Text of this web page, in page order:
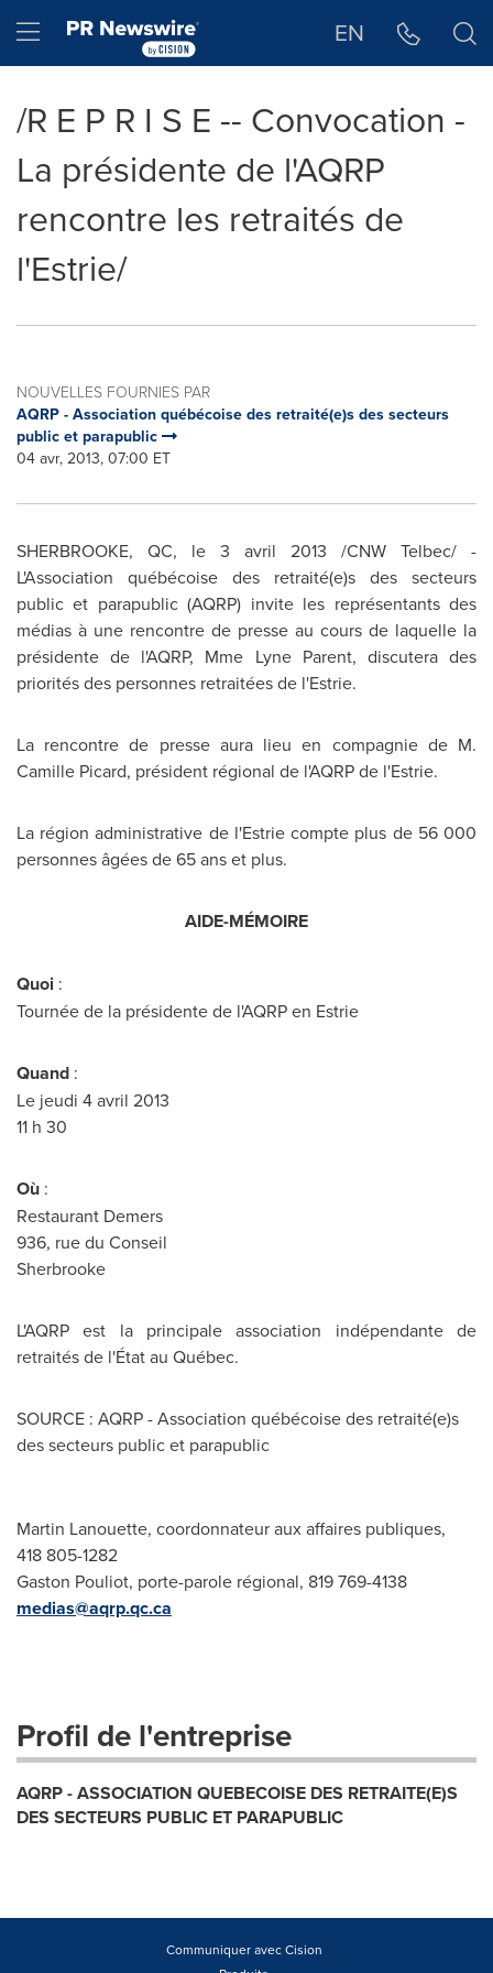
Hamburger menu EN
/R E P R I S E -- Convocation -
La présidente de l'AQRP
rencontre les retraités de
l'Estrie/
NOUVELLES FOURNIES PAR
AQRP - Association québécoise des retraité(e)s des secteurs
public et parapublic
04 avr, 2013, 07:00 ET
SHERBROOKE, QC, le 3 avril 2013 /CNW Telbec/ -
L'Association québécoise des retraité(e)s des secteurs
public et parapublic (AQRP) invite les représentants des
médias à une rencontre de presse au cours de laquelle la
présidente de l'AQRP, Mme Lyne Parent, discutera des
priorités des personnes retraitées de l'Estrie.
La rencontre de presse aura lieu en compagnie de M.
Camille Picard, président régional de l'AQRP de l'Estrie.
La région administrative de l'Estrie compte plus de 56 000
personnes âgées de 65 ans et plus.
AIDE-MÉMOIRE
Quoi :
Tournée de la présidente de l'AQRP en Estrie
Quand :
Le jeudi 4 avril 2013
11 h 30
Où :
Restaurant Demers
936, rue du Conseil
Sherbrooke
L'AQRP est la principale association indépendante de
retraités de l'État au Québec.
SOURCE : AQRP - Association québécoise des retraité(e)s
des secteurs public et parapublic
Martin Lanouette, coordonnateur aux affaires publiques,
418 805-1282
Gaston Pouliot, porte-parole régional, 819 769-4138
medias@aqrp.qc.ca
Profil de l'entreprise
AQRP - ASSOCIATION QUEBECOISE DES RETRAITE(E)S
DES SECTEURS PUBLIC ET PARAPUBLIC
Communiquer avec Cision